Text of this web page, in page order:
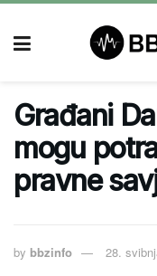
Građani
mogu
pravne
by bbzinfo 28.